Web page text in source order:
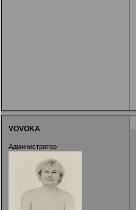
VOVOKA
Администратор